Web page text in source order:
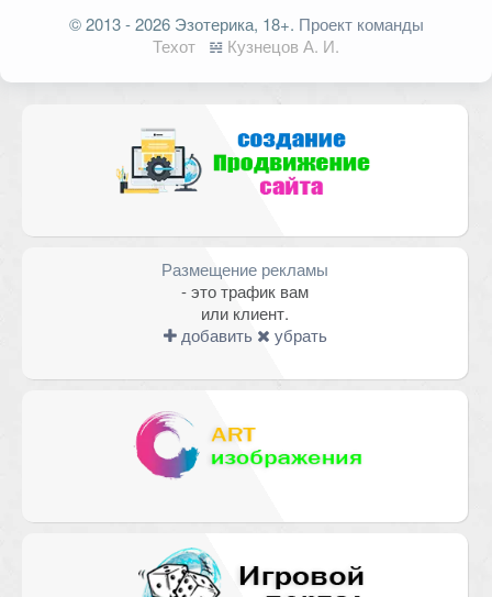
Ваш адрес email не будет
опубликован.
Обязательные поля
Email *
© 2013 - 2026 Эзотерика, 18+. Проект команды
Техот
𝌴 Кузнецов А. И.
Размещение рекламы
- это трафик вам
или клиент.
добавить
убрать